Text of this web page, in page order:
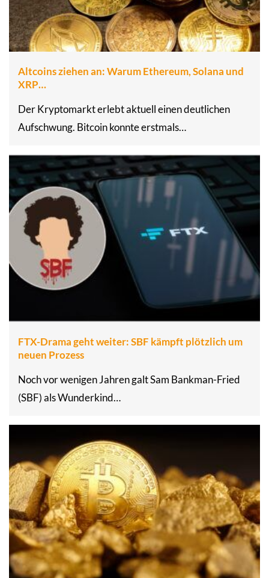
Altcoins ziehen an: Warum Ethereum, Solana und
XRP…
Der Kryptomarkt erlebt aktuell einen deutlichen
Aufschwung. Bitcoin konnte erstmals…
FTX-Drama geht weiter: SBF kämpft plötzlich um
neuen Prozess
Noch vor wenigen Jahren galt Sam Bankman-Fried
(SBF) als Wunderkind…